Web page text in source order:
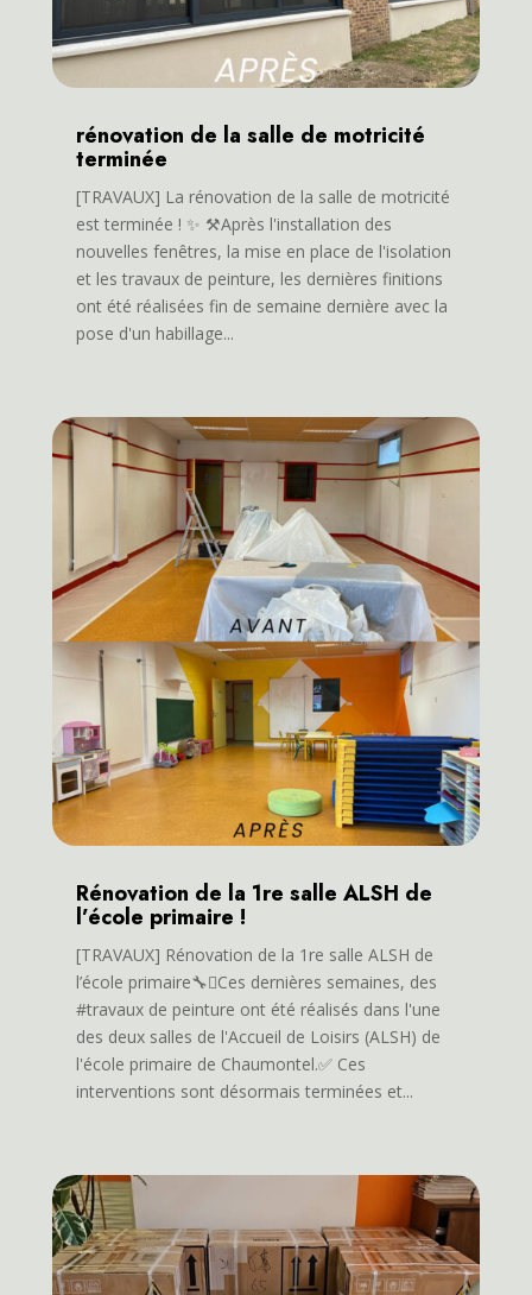
rénovation de la salle de motricité
terminée
[TRAVAUX] La rénovation de la salle de motricité
est terminée ! ✨ ⚒️Après l'installation des
nouvelles fenêtres, la mise en place de l'isolation
et les travaux de peinture, les dernières finitions
ont été réalisées fin de semaine dernière avec la
pose d'un habillage...
Rénovation de la 1re salle ALSH de
l’école primaire !
[TRAVAUX] Rénovation de la 1re salle ALSH de
l’école primaire🔧🫟Ces dernières semaines, des
#travaux de peinture ont été réalisés dans l'une
des deux salles de l'Accueil de Loisirs (ALSH) de
l'école primaire de Chaumontel.✅ Ces
interventions sont désormais terminées et...